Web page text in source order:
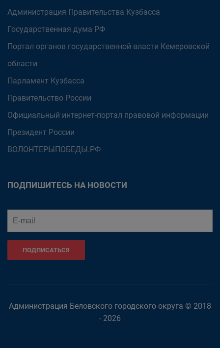
Администрация Правительства Кузбасса
Государственная дума РФ
Портал органов государственной власти Кемеровской
области
Парламент Кузбасса
Правительство России
Официальный интернет-портал правовой информации
Президент России
ВОЛОНТЕРЫПОБЕДЫ.РФ
ПОДПИШИТЕСЬ НА НОВОСТИ
ПОДПИСАТЬСЯ
Администрация Беловского городского округа © 2018
- 2026